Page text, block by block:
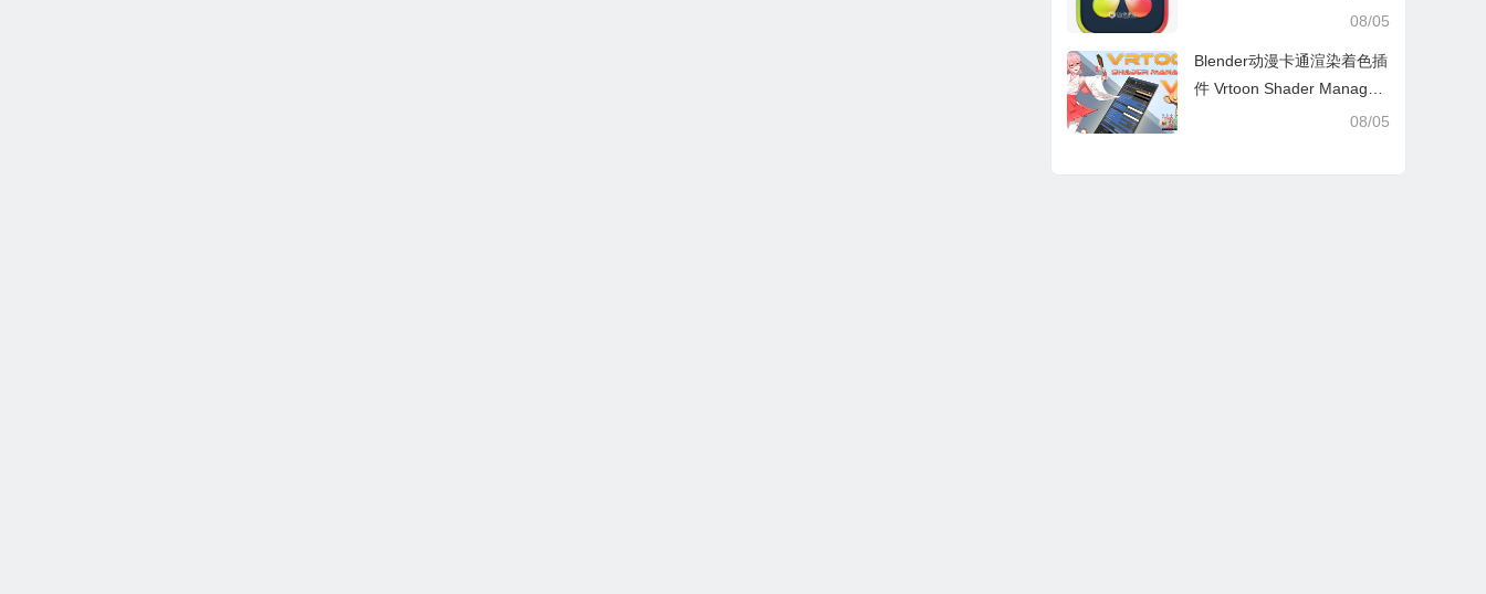
08/05
Blender动漫卡通渲染着色插
件 Vrtoon Shader Manager
08/05